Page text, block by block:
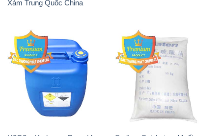
Xám Trung Quốc China